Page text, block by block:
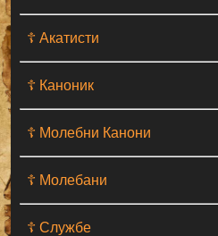
☦ Акатисти
☦ Каноник
☦ Молебни Канони
☦ Молебани
☦ Службе